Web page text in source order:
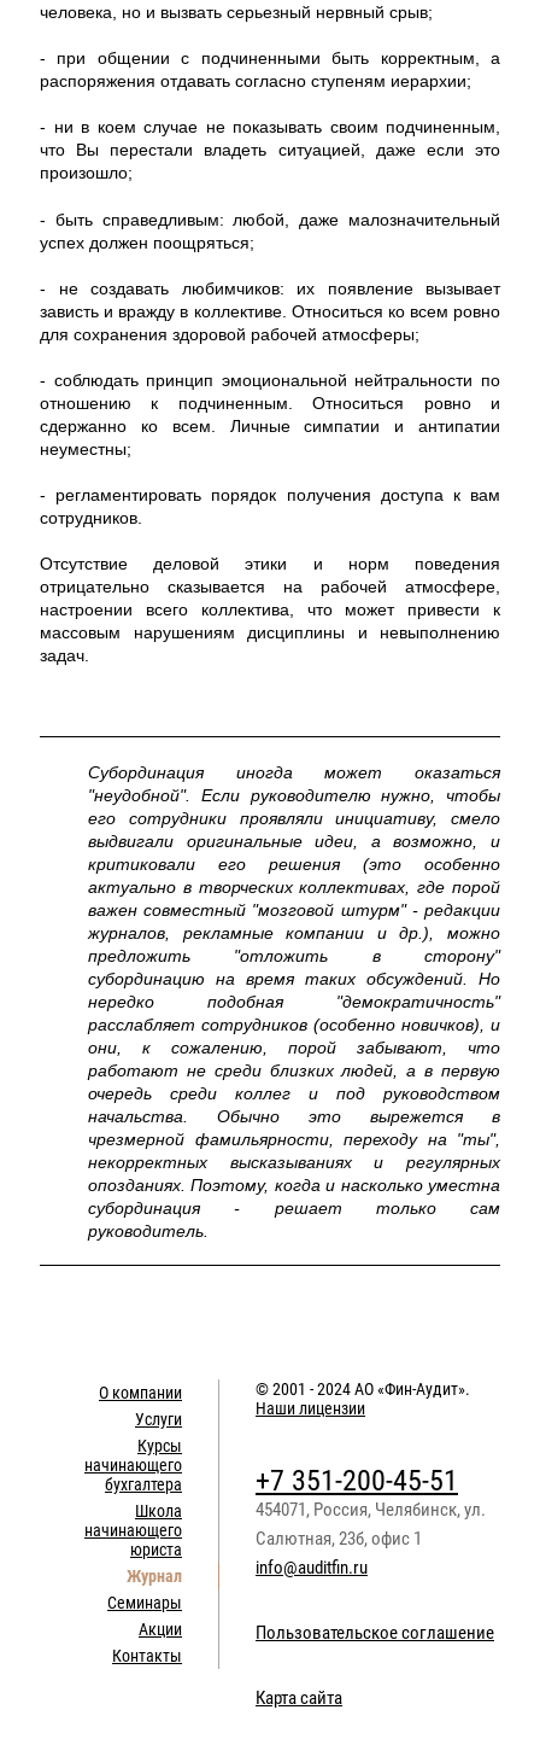
человека, но и вызвать серьезный нервный срыв;
- при общении с подчиненными быть корректным, а
распоряжения отдавать согласно ступеням иерархии;
- ни в коем случае не показывать своим подчиненным,
что Вы перестали владеть ситуацией, даже если это
произошло;
- быть справедливым: любой, даже малозначительный
успех должен поощряться;
- не создавать любимчиков: их появление вызывает
зависть и вражду в коллективе. Относиться ко всем ровно
для сохранения здоровой рабочей атмосферы;
- соблюдать принцип эмоциональной нейтральности по
отношению к подчиненным. Относиться ровно и
сдержанно ко всем. Личные симпатии и антипатии
неуместны;
- регламентировать порядок получения доступа к вам
сотрудников.
Отсутствие деловой этики и норм поведения
отрицательно сказывается на рабочей атмосфере,
настроении всего коллектива, что может привести к
массовым нарушениям дисциплины и невыполнению
задач.
Субординация иногда может оказаться
"неудобной". Если руководителю нужно, чтобы
его сотрудники проявляли инициативу, смело
выдвигали оригинальные идеи, а возможно, и
критиковали его решения (это особенно
актуально в творческих коллективах, где порой
важен совместный "мозговой штурм" - редакции
журналов, рекламные компании и др.), можно
предложить "отложить в сторону"
субординацию на время таких обсуждений. Но
нередко подобная "демократичность"
расслабляет сотрудников (особенно новичков), и
они, к сожалению, порой забывают, что
работают не среди близких людей, а в первую
очередь среди коллег и под руководством
начальства. Обычно это вырежется в
чрезмерной фамильярности, переходу на "ты",
некорректных высказываниях и регулярных
опозданиях. Поэтому, когда и насколько уместна
субординация - решает только сам
руководитель.
О компании
Услуги
Курсы
начинающего
бухгалтера
Школа
начинающего
юриста
Журнал
Семинары
Акции
Контакты
© 2001 - 2024АО «Фин-Аудит».
Наши лицензии
+7 351-200-45-51
454071, Россия, Челябинск,ул.
Салютная, 23б, офис 1
info@auditfin.ru
Пользовательское соглашение
Карта сайта